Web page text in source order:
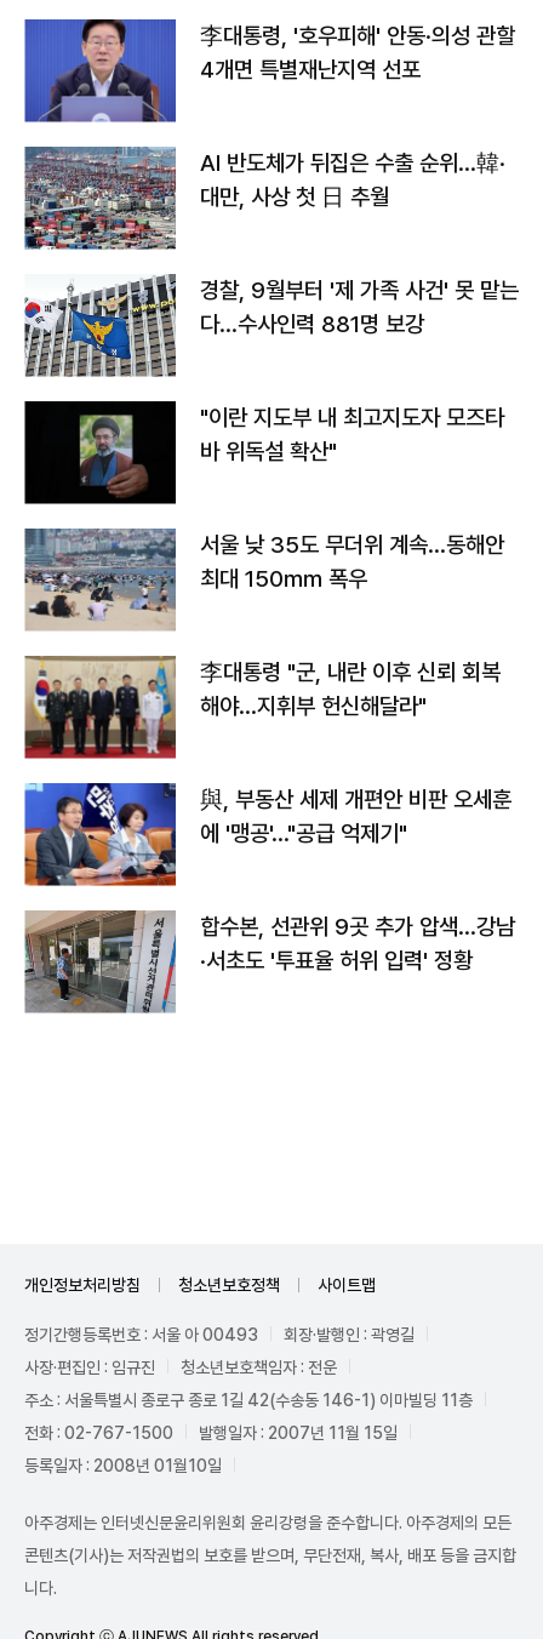
李대통령, '호우피해' 안동·의성 관할
4개면 특별재난지역 선포
AI 반도체가 뒤집은 수출 순위…韓·
대만, 사상 첫 日 추월
경찰, 9월부터 '제 가족 사건' 못 맡는
다…수사인력 881명 보강
"이란 지도부 내 최고지도자 모즈타
바 위독설 확산"
서울 낮 35도 무더위 계속…동해안
최대 150㎜ 폭우
李대통령 "군, 내란 이후 신뢰 회복
해야…지휘부 헌신해달라"
與, 부동산 세제 개편안 비판 오세훈
에 '맹공'…"공급 억제기"
합수본, 선관위 9곳 추가 압색…강남
·서초도 '투표율 허위 입력' 정황
개인정보처리방침 청소년보호정책 사이트맵
정기간행등록번호 : 서울 아 00493
회장·발행인 : 곽영길
사장·편집인 : 임규진
청소년보호책임자 : 전운
주소 : 서울특별시 종로구 종로 1길 42(수송동 146-1) 이마빌딩 11층
전화 : 02-767-1500
발행일자 : 2007년 11월 15일
등록일자 : 2008년 01월10일
아주경제는 인터넷신문윤리위원회 윤리강령을 준수합니다. 아주경제의 모든
콘텐츠(기사)는 저작권법의 보호를 받으며, 무단전재, 복사, 배포 등을 금지합
니다.